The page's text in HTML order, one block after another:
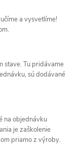
a vysvetlíme!
stave. Tu pridávame
sú dodávané
na objednávku
je zaškolenie
priamo z výroby.